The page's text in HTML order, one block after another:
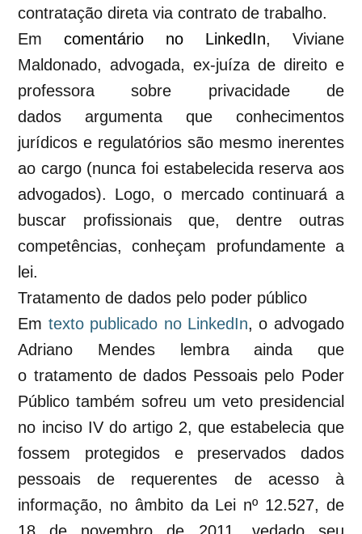
contratação direta via contrato de trabalho.
Emcomentário no LinkedIn, Viviane
Maldonado,advogada, ex-juíza de direito e
professora sobre privacidade de
dados argumenta que conhecimentos
jurídicos e regulatórios são mesmo inerentes
ao cargo (nunca foi estabelecida reserva aos
advogados). Logo, o mercado continuará a
buscar profissionais que, dentre outras
competências, conheçam profundamente a
lei.
Tratamento de dados pelo poder público
Em texto publicado no LinkedIn, o advogado
Adriano Mendes lembra ainda que
o tratamento de dados Pessoais pelo Poder
Público também sofreu um veto presidencial
no inciso IV do artigo 2, que estabelecia que
fossem protegidos e preservados dados
pessoais de requerentes de acesso à
informação, no âmbito da Lei nº 12.527, de